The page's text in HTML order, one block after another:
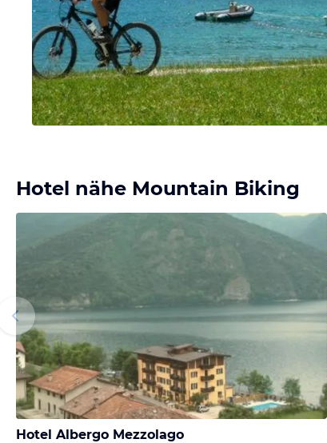
Hotel nähe Mountain Biking
Hotel Albergo Mezzolago